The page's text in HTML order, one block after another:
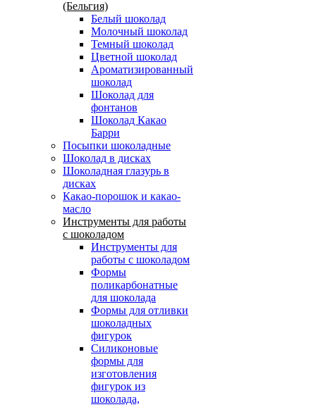
(Бельгия)
Белый шоколад
Молочный шоколад
Темный шоколад
Цветной шоколад
Ароматизированный
шоколад
Шоколад для
фонтанов
Шоколад Какао
Барри
Посыпки шоколадные
Шоколад в дисках
Шоколадная глазурь в
дисках
Какао-порошок и какао-
масло
Инструменты для работы
с шоколадом
Инструменты для
работы с шоколадом
Формы
поликарбонатные
для шоколада
Формы для отливки
шоколадных
фигурок
Силиконовые
формы для
изготовления
фигурок из
шоколада,